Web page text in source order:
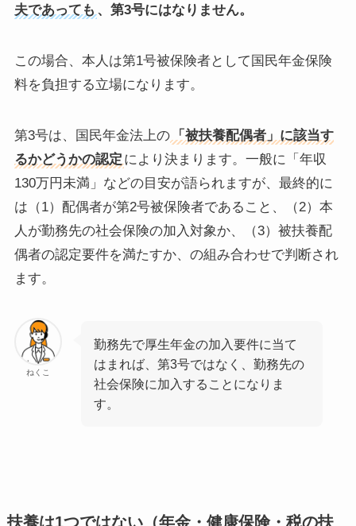
夫であっても 、第3号にはなりません。
この場合、本人は第1号被保険者として国民年金保険
料を負担する立場になります。
第3号は、国民年金法上の
「被扶養配偶者」に該当す
るかどうかの認定 により決まります。一般に「年収
130万円未満」などの目安が語られますが、最終的に
は（1）配偶者が第2号被保険者であること、（2）本
人が勤務先の社会保険の加入対象か、（3）被扶養配
偶者の認定要件を満たすか、の組み合わせで判断され
ます。
ねくこ
勤務先で厚生年金の加入要件に当て
はまれば、第3号ではなく、勤務先の
社会保険に加入することになりま
す。
扶養は1つではない（年金・健康保険・税の扶